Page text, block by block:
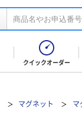
クイックオーダー
マグネット マ